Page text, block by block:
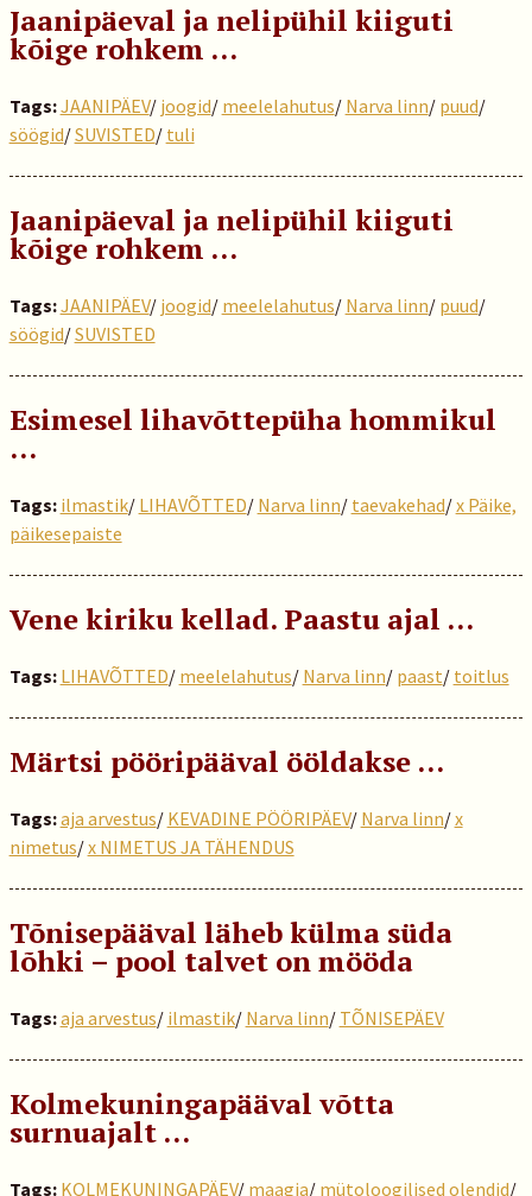
Jaanipäeval ja nelipühil kiiguti
kõige rohkem …
Tags:JAANIPÄEV/ joogid/ meelelahutus/ Narva linn/ puud/
söögid/SUVISTED/ tuli
Jaanipäeval ja nelipühil kiiguti
kõige rohkem …
Tags:JAANIPÄEV/ joogid/ meelelahutus/ Narva linn/ puud/
söögid/SUVISTED
Esimesel lihavõttepüha hommikul
…
Tags: ilmastik/ LIHAVÕTTED/ Narva linn/ taevakehad/x Päike,
päikesepaiste
Vene kiriku kellad. Paastu ajal ...
Tags: LIHAVÕTTED/ meelelahutus/ Narva linn/ paast/ toitlus
Märtsi pööripääval ööldakse ...
Tags:aja arvestus/ KEVADINE PÖÖRIPÄEV/ Narva linn/x
nimetus/x NIMETUS JA TÄHENDUS
Tõnisepääval läheb külma süda
lõhki – pool talvet on mööda
Tags:aja arvestus/ ilmastik/ Narva linn/ TÕNISEPÄEV
Kolmekuningapääval võtta
surnuajalt …
Tags: KOLMEKUNINGAPÄEV/ maagia/ mütoloogilised olendid/